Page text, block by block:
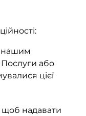
нашим
або
цієї
надавати